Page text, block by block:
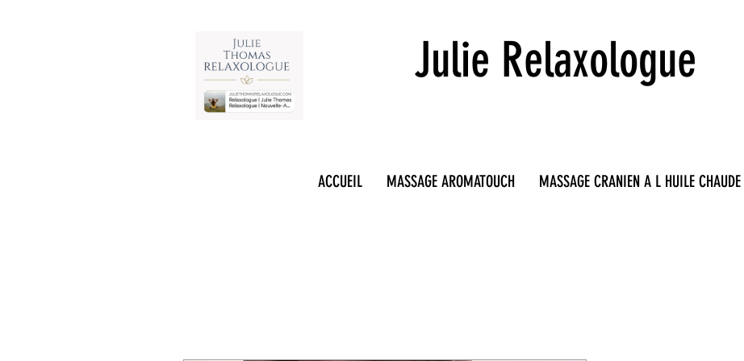
RELAXOLOGUE Julie Relaxologue
ACCUEIL MASSAGE AROMATOUCH MASSAGE CRANIEN A L HUILE CHAUDE